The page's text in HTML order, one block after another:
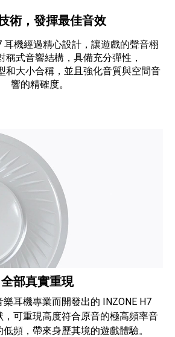
術，發揮最佳音效
耳機經過精心設計，讓遊戲的聲音栩
稱式音響結構，具備充分彈性，
和大小合稱，並且強化音質與空間音
響的精確度。
部真實重現
耳機專業而開發出的 INZONE H7
可重現高度符合原音的極高頻率音
頻，帶來身歷其境的遊戲體驗。